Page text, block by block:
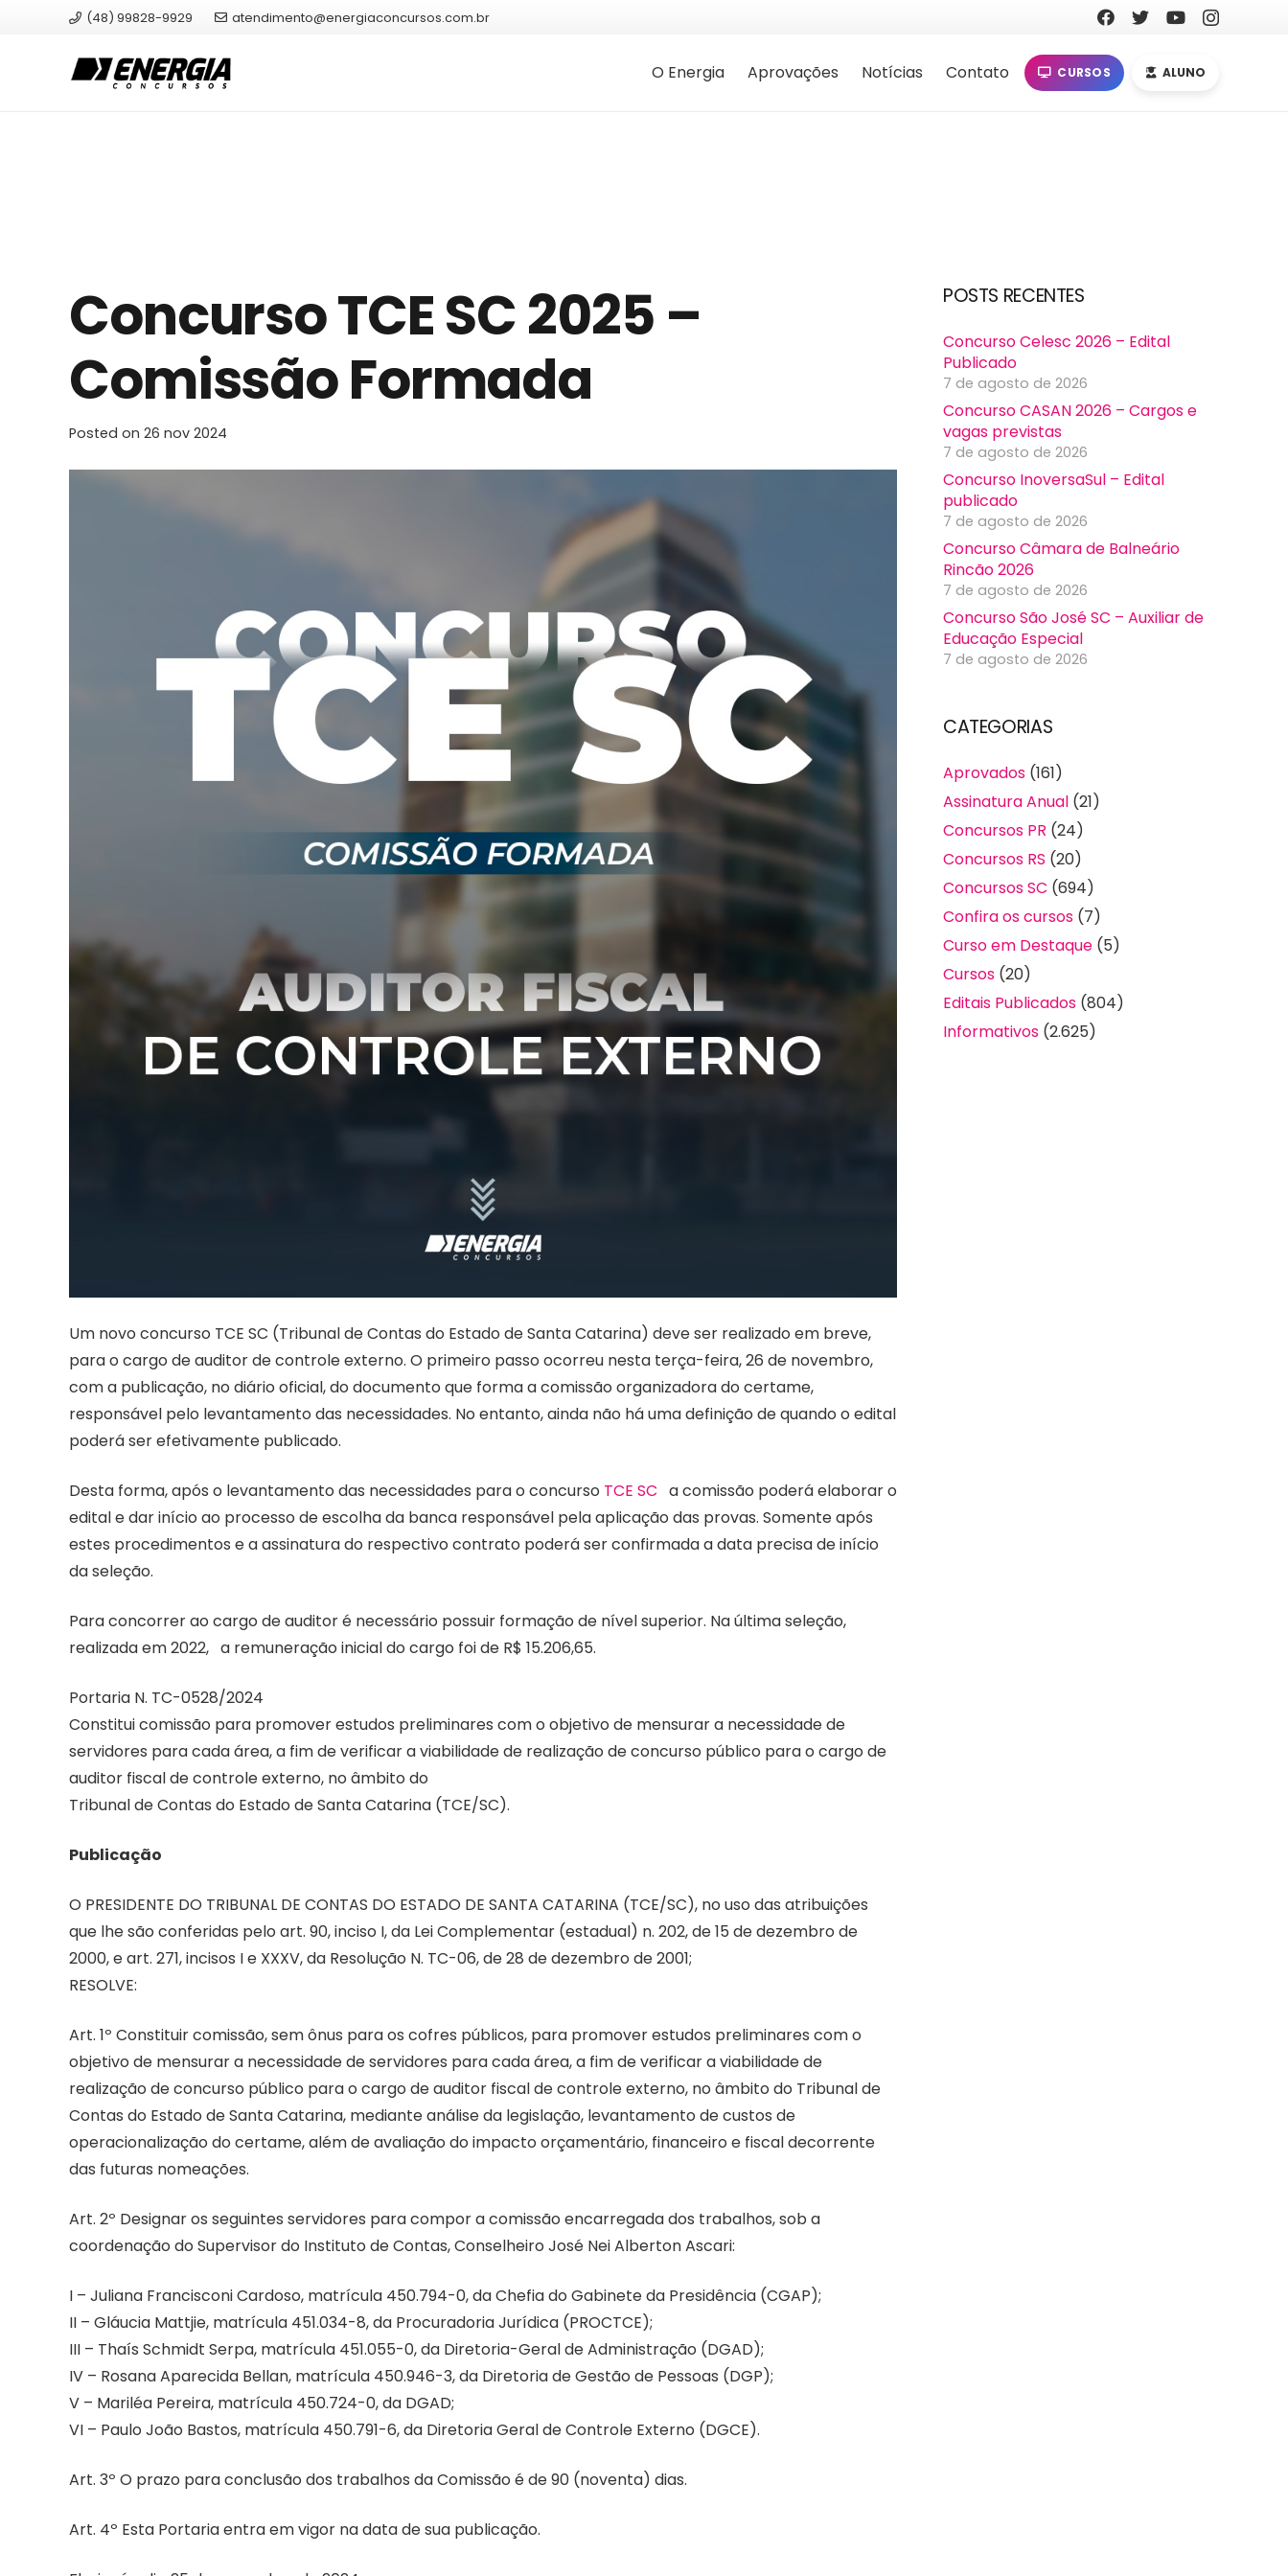
(48) 99828-9929 atendimento@energiaconcursos.com.br
O Energia Aprovações Notícias Contato CURSOS ALUNO
Concurso TCE SC 2025 –
Comissão Formada
Posted on 26 nov 2024
Um novo concurso TCE SC (Tribunal de Contas do Estado de Santa Catarina) deve ser realizado em breve,
para o cargo de auditor de controle externo. O primeiro passo ocorreu nesta terça-feira, 26 de novembro,
com a publicação, no diário oficial, do documento que forma a comissão organizadora do certame,
responsável pelo levantamento das necessidades. No entanto, ainda não há uma definição de quando o edital
poderá ser efetivamente publicado.
Desta forma, após o levantamento das necessidades para o concurso TCE SC a comissão poderá elaborar o
edital e dar início ao processo de escolha da banca responsável pela aplicação das provas. Somente após
estes procedimentos e a assinatura do respectivo contrato poderá ser confirmada a data precisa de início
da seleção.
Para concorrer ao cargo de auditor é necessário possuir formação de nível superior. Na última seleção,
realizada em 2022, a remuneração inicial do cargo foi de R$ 15.206,65.
Portaria N. TC-0528/2024
Constitui comissão para promover estudos preliminares com o objetivo de mensurar a necessidade de
servidores para cada área, a fim de verificar a viabilidade de realização de concurso público para o cargo de
auditor fiscal de controle externo, no âmbito do
Tribunal de Contas do Estado de Santa Catarina (TCE/SC).
Publicação
O PRESIDENTE DO TRIBUNAL DE CONTAS DO ESTADO DE SANTA CATARINA (TCE/SC), no uso das atribuições
que lhe são conferidas pelo art. 90, inciso I, da Lei Complementar (estadual) n. 202, de 15 de dezembro de
2000, e art. 271, incisos I e XXXV, da Resolução N. TC-06, de 28 de dezembro de 2001;
RESOLVE:
Art. 1º Constituir comissão, sem ônus para os cofres públicos, para promover estudos preliminares com o
objetivo de mensurar a necessidade de servidores para cada área, a fim de verificar a viabilidade de
realização de concurso público para o cargo de auditor fiscal de controle externo, no âmbito do Tribunal de
Contas do Estado de Santa Catarina, mediante análise da legislação, levantamento de custos de
operacionalização do certame, além de avaliação do impacto orçamentário, financeiro e fiscal decorrente
das futuras nomeações.
Art. 2º Designar os seguintes servidores para compor a comissão encarregada dos trabalhos, sob a
coordenação do Supervisor do Instituto de Contas, Conselheiro José Nei Alberton Ascari:
I – Juliana Francisconi Cardoso, matrícula 450.794-0, da Chefia do Gabinete da Presidência (CGAP);
II – Gláucia Mattjie, matrícula 451.034-8, da Procuradoria Jurídica (PROCTCE);
III – Thaís Schmidt Serpa, matrícula 451.055-0, da Diretoria-Geral de Administração (DGAD);
IV – Rosana Aparecida Bellan, matrícula 450.946-3, da Diretoria de Gestão de Pessoas (DGP);
V – Mariléa Pereira, matrícula 450.724-0, da DGAD;
VI – Paulo João Bastos, matrícula 450.791-6, da Diretoria Geral de Controle Externo (DGCE).
Art. 3º O prazo para conclusão dos trabalhos da Comissão é de 90 (noventa) dias.
Art. 4º Esta Portaria entra em vigor na data de sua publicação.
POSTS RECENTES
Concurso Celesc 2026 – Edital
Publicado
7 de agosto de 2026
Concurso CASAN 2026 – Cargos e
vagas previstas
7 de agosto de 2026
Concurso InoversaSul – Edital
publicado
7 de agosto de 2026
Concurso Câmara de Balneário
Rincão 2026
7 de agosto de 2026
Concurso São José SC – Auxiliar de
Educação Especial
7 de agosto de 2026
CATEGORIAS
Aprovados (161)
Assinatura Anual (21)
Concursos PR (24)
Concursos RS (20)
Concursos SC (694)
Confira os cursos (7)
Curso em Destaque (5)
Cursos (20)
Editais Publicados (804)
Informativos (2.625)